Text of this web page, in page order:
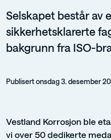
Selskapet består av
sikkerhetsklarerte
bakgrunn fra ISO-
Publisert onsdag 3. desember
Vestland Korrosjon ble
vi over 50 dedikerte